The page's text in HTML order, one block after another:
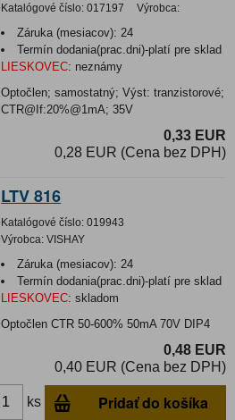
Katalógové číslo: 017197 Výrobca:
Záruka (mesiacov): 24
Termín dodania(prac.dni)-platí pre sklad
LIESKOVEC: neznámy
Optočlen; samostatný; Výst: tranzistorové;
CTR@If:20%@1mA; 35V
0,33 EUR
0,28 EUR (Cena bez DPH)
LTV 816
Katalógové číslo: 019943
Výrobca: VISHAY
Záruka (mesiacov): 24
Termín dodania(prac.dni)-platí pre sklad
LIESKOVEC: skladom
Optočlen CTR 50-600% 50mA 70V DIP4
0,48 EUR
0,40 EUR (Cena bez DPH)
ks Pridať do košíka